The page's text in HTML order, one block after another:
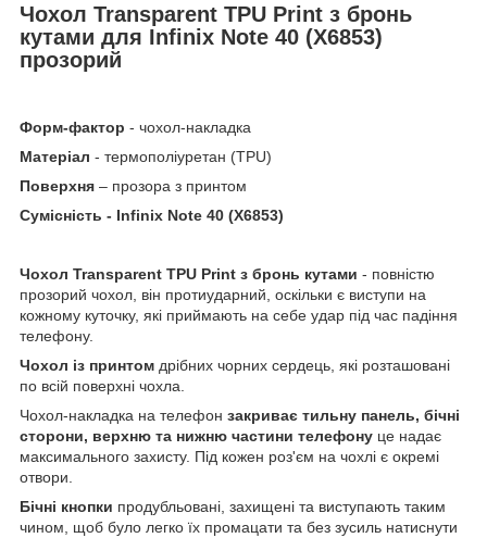
Чохол Transparent TPU Print з бронь
кутами для Infinix Note 40 (X6853)
прозорий
Форм-фактор - чохол-накладка
Матеріал - термополіуретан (TPU)
Поверхня – прозора з принтом
Сумісність - Infinix Note 40 (X6853)
Чохол Transparent TPU Print з бронь кутами - повністю
прозорий чохол, він протиударний, оскільки є виступи на
кожному куточку, які приймають на себе удар під час падіння
телефону.
Чохол із принтом дрібних чорних сердець, які розташовані
по всій поверхні чохла.
Чохол-накладка на телефон закриває тильну панель, бічні
сторони, верхню та нижню частини телефону це надає
максимального захисту. Під кожен роз'єм на чохлі є окремі
отвори.
Бічні кнопки продубльовані, захищені та виступають таким
чином, щоб було легко їх промацати та без зусиль натиснути